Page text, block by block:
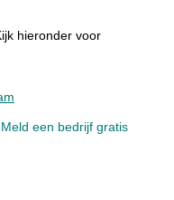
hieronder voor
Meld een bedrijf gratis